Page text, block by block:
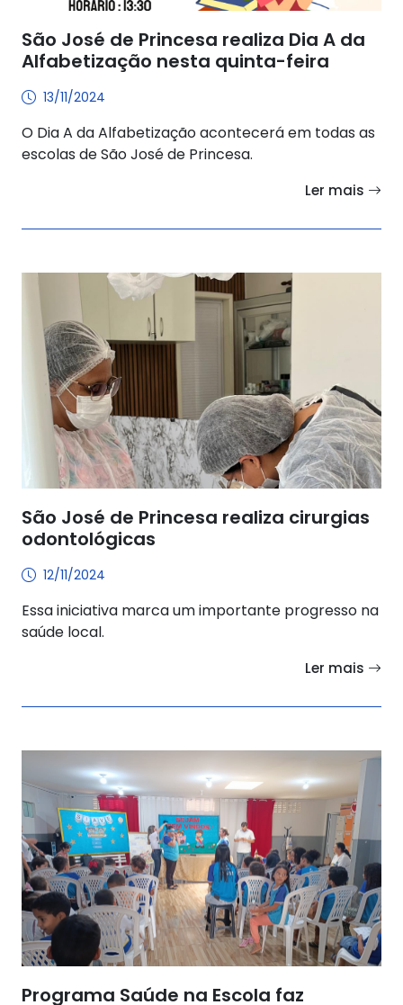
São José de Princesa realiza Dia A da
Alfabetização nesta quinta-feira
13/11/2024
O Dia A da Alfabetização acontecerá em todas as
escolas de São José de Princesa.
Ler mais
São José de Princesa realiza cirurgias
odontológicas
12/11/2024
Essa iniciativa marca um importante progresso na
saúde local.
Ler mais
Programa Saúde na Escola faz